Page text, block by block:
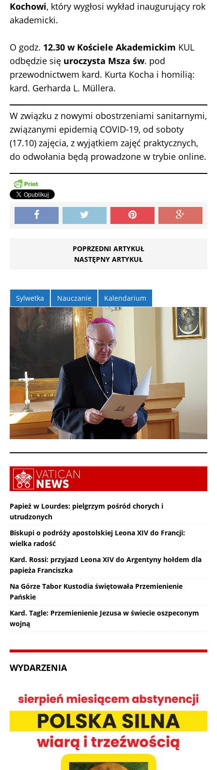
Kochowi, który wygłosi wykład inaugurujący rok
akademicki.
O godz. 12.30 w Kościele Akademickim KUL
odbędzie się uroczysta Msza św. pod
przewodnictwem kard. Kurta Kocha i homilią:
kard. Gerharda L. Müllera.
W związku z nowymi obostrzeniami sanitarnymi,
związanymi epidemią COVID-19, od soboty
(17.10) zajęcia, z wyjątkiem zajęć praktycznych,
do odwołania będą prowadzone w trybie online.
POPRZEDNI ARTYKUŁ
NASTĘPNY ARTYKUŁ
Sylwetka Nauczanie Kalendarium
Papież w Lourdes: pielgrzym pośród chorych i
utrudzonych
Biskupi o podróży apostolskiej Leona XIV do Francji:
wielka radość
Kard. Rossi: przyjazd Leona XIV do Argentyny hołdem dla
papieża Franciszka
Na Górze Tabor Kustodia świętowała Przemienienie
Pańskie
Kard. Tagle: Przemienienie Jezusa w świecie oszpeconym
wojną
WYDARZENIA